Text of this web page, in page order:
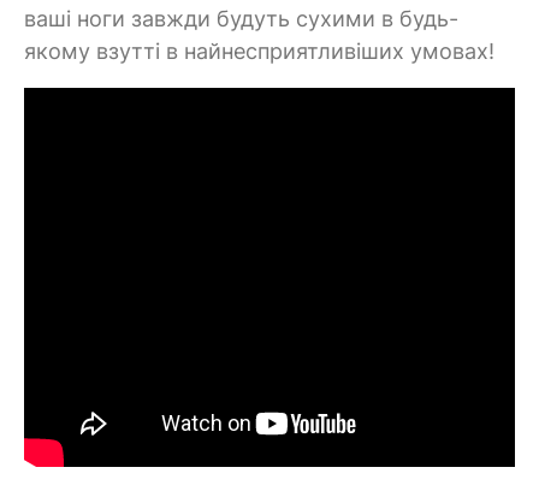
ваші ноги завжди будуть сухими в будь-
якому взутті в найнесприятливіших умовах!